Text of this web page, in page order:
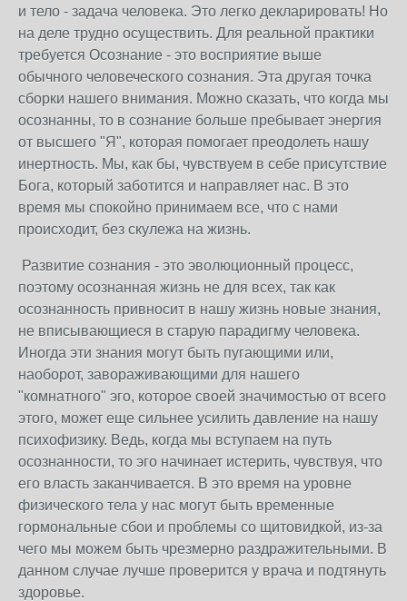
и тело - задача человека. Это легко декларировать! Но
на деле трудно осуществить. Для реальной практики
требуется Осознание - это восприятие выше
обычного человеческого сознания. Эта другая точка
сборки нашего внимания. Можно сказать, что когда мы
осознанны, то в сознание больше пребывает энергия
от высшего "Я", которая помогает преодолеть нашу
инертность. Мы, как бы, чувствуем в себе присутствие
Бога, который заботится и направляет нас. В это
время мы спокойно принимаем все, что с нами
происходит, без скулежа на жизнь.
Развитие сознания - это эволюционный процесс,
поэтому осознанная жизнь не для всех, так как
осознанность привносит в нашу жизнь новые знания,
не вписывающиеся в старую парадигму человека.
Иногда эти знания могут быть пугающими или,
наоборот, завораживающими для нашего
"комнатного" эго, которое своей значимостью от всего
этого, может еще сильнее усилить давление на нашу
психофизику. Ведь, когда мы вступаем на путь
осознанности, то эго начинает истерить, чувствуя, что
его власть заканчивается. В это время на уровне
физического тела у нас могут быть временные
гормональные сбои и проблемы со щитовидкой, из-за
чего мы можем быть чрезмерно раздражительными. В
данном случае лучше проверится у врача и подтянуть
здоровье.